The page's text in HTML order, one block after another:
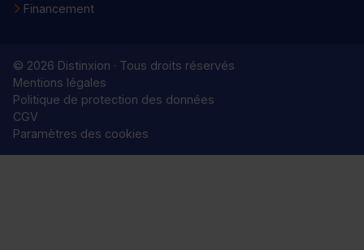
Financement
© 2026 Distinxion · Tous droits réservés
Mentions légales
Politique de protection des données
CGV
Paramètres des cookies